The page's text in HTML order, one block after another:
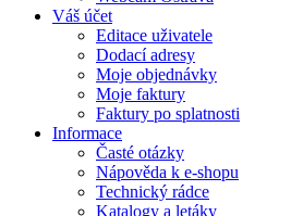
Váš účet
Editace uživatele
Dodací adresy
Moje objednávky
Moje faktury
Faktury po splatnosti
Informace
Časté otázky
Nápověda k e-shopu
Technický rádce
Katalogy a letáky